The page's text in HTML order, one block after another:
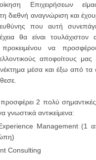
Επιχειρήσεων
διεθνή αναγνώριση και
που αυτή
θα είναι τουλάχιστον
προκειμένου να
αποφοίτους μας
μέσα και έξω από
2 πολύ σημαντικές
γνωστικά αντικείμενα:
Management (1
Consulting